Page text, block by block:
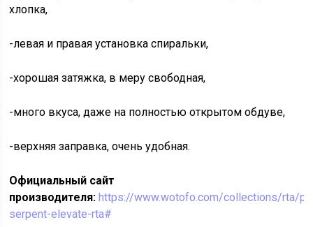
хлопка,
-левая и правая установка спиральки,
-хорошая затяжка, в меру свободная,
-много вкуса, даже на полностью открытом обдуве,
-верхняя заправка, очень удобная.
Официальный сайт
производителя:https://www.wotofo.com/collections/rta/
serpent-elevate-rta#